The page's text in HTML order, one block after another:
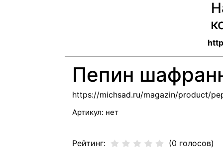
Пепин
https://michsad.ru/magazin/product/
Артикул: нет
Рейтинг: (0 голосов)